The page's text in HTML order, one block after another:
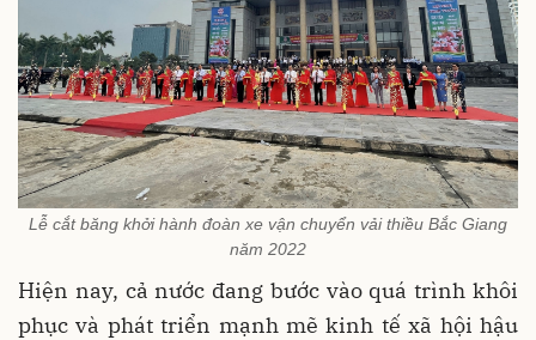
Lễ cắt băng khởi hành đoàn xe vận chuyển vải thiều Bắc Giang
năm 2022
Hiện nay, cả nước đang bước vào quá trình khôi
phục và phát triển mạnh mẽ kinh tế xã hội hậu